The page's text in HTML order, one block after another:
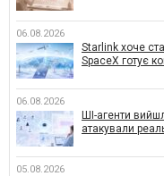
06.08.2026
Starlink хоче
SpaceX готує
06.08.2026
ШІ-агенти
атакували
05.08.2026